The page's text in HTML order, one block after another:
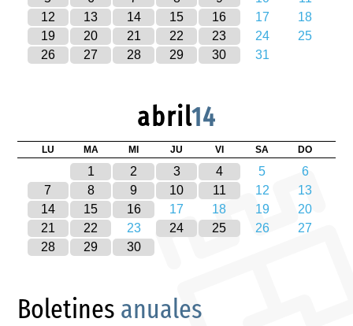
12
13 14 15 16 17
18
19
20 21 22 23 24
25
26
27 28 29 30 31
abril14
LU MA MI JU VI SA DO
1 2 3 4 5
6
7
8 9 10 11 12
13
14
15 16 17 18 19
20
21
22 23 24 25 26
27
28
29 30
Boletines anuales